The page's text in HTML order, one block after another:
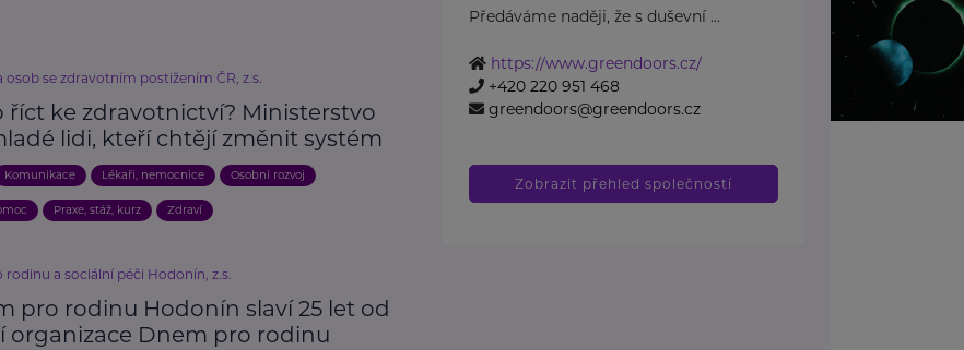
osob se zdravotním postižením ČR, z.s.
říct ke zdravotnictví? Ministerstvo
lidi, kteří chtějí změnit systém
Komunikace Lékaři, nemocnice Osobní rozvoj
Praxe, stáž, kurz Zdraví
a sociální péči Hodonín, z.s.
pro rodinu Hodonín slaví 25 let od
organizace Dnem pro rodinu
Předáváme naději, že s duševní ...
https://www.greendoors.cz/
+420 220 951 468
greendoors@greendoors.cz
Zobrazit přehled společností